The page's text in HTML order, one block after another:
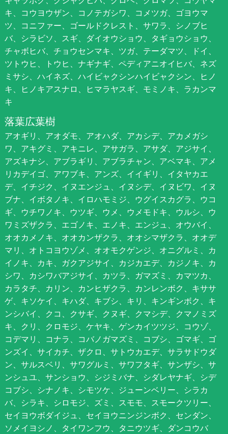
キ、コウヨウザン、コノテガシワ、コメツガ、ゴヨウマ
ツ、コニファー、ゴールドクレスト、サワラ、シノブヒ
バ、シラビソ、スギ、ダイオウショウ、タギョウショウ、
チャボヒバ、チョウセンマキ、ツガ、テーダマツ、ドイ、
ツトウヒ、トウヒ、ナギナギ、ペディアニオイヒバ、ネズ
ミサシ、ハイネズ、ハイビャクシンハイビャクシン、ヒノ
キ、ヒノキアスナロ、ヒマラヤスギ、モミノキ、ラカンマ
キ
落葉広葉樹
アオギリ、アオダモ、アオハダ、アカシデ、アカメガシ
ワ、アキグミ、アキニレ、アサガラ、アサダ、アジサイ、
アズキナシ、アブラギリ、アブラチャン、アベマキ、アメ
リカデイゴ、アワブキ、アンズ、イイギリ、イタヤカエ
デ、イチジク、イヌエンジュ、イヌシデ、イヌビワ、イヌ
ブナ、イボタノキ、イロハモミジ、ウグイスカグラ、ウコ
ギ、ウチワノキ、ウツギ、ウメ、ウメモドキ、ウルシ、ウ
ワミズザクラ、エゴノキ、エノキ、エンジュ、オウバイ、
オオカメノキ、オオカンザクラ、オオシマザクラ、オオデ
マリ、オトコヨウゾメ、オオモクゲンジ、オニグルミ、カ
イノキ、カキ、ガクアジサイ、カジカエデ、カジノキ、カ
シワ、カシワバアジサイ、カツラ、ガマズミ、カマツカ、
カラタチ、カリン、カンヒザクラ、カンレンボク、キササ
ゲ、キソケイ、キハダ、キブシ、キリ、キンギンボク、キ
ンシバイ、クコ、クサギ、クヌギ、クマシデ、クマノミズ
キ、クリ、クロモジ、ケヤキ、ゲンカイツツジ、コウゾ、
コデマリ、コナラ、コバノガマズミ、コブシ、ゴマギ、ゴ
ンズイ、サイカチ、ザクロ、サトウカエデ、サラサドウダ
ン、サルスベリ、サワグルミ、サワフタギ、サンザシ、サ
ンシュユ、サンショウ、シジミバナ、シダレヤナギ、シデ
コブシ、シナノキ、シモツケ、ジューンベリー、シラカ
バ、シラキ、シロモジ、ズミ、スモモ、スモークツリー、
セイヨウボダイジュ、セイヨウニンジンボク、センダン、
ソメイヨシノ、タイワンフウ、タニウツギ、ダンコウバ